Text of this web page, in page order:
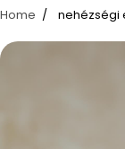
Home nehézségi